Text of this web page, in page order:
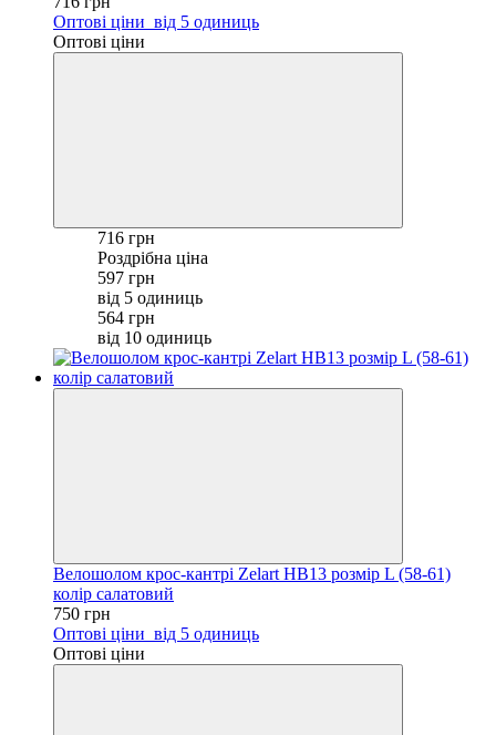
Оптові ціни від 5 одиниць
Оптові ціни
716 грн
Роздрібна ціна
597 грн
від 5 одиниць
564 грн
від 10 одиниць
Велошолом крос-кантрі Zelart HB13 розмір L (58-61)
колір салатовий
750 грн
Оптові ціни від 5 одиниць
Оптові ціни